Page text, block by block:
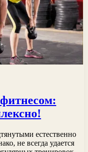
естественно
не всегда удается